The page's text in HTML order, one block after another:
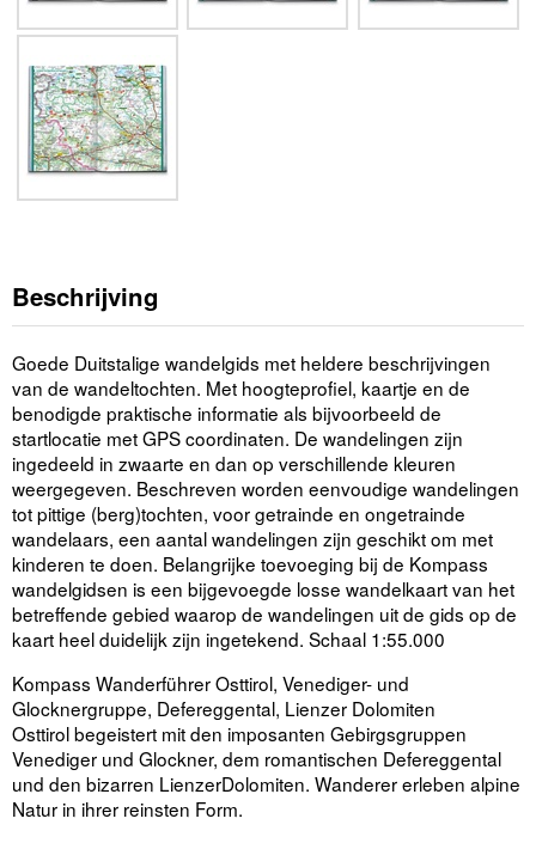
Beschrijving
Goede Duitstalige wandelgids met heldere beschrijvingen
van de wandeltochten. Met hoogteprofiel, kaartje en de
benodigde praktische informatie als bijvoorbeeld de
startlocatie met GPS coordinaten. De wandelingen zijn
ingedeeld in zwaarte en dan op verschillende kleuren
weergegeven. Beschreven worden eenvoudige wandelingen
tot pittige (berg)tochten, voor getrainde en ongetrainde
wandelaars, een aantal wandelingen zijn geschikt om met
kinderen te doen. Belangrijke toevoeging bij de Kompass
wandelgidsen is een bijgevoegde losse wandelkaart van het
betreffende gebied waarop de wandelingen uit de gids op de
kaart heel duidelijk zijn ingetekend. Schaal 1:55.000
Kompass Wanderführer Osttirol, Venediger- und
Glocknergruppe, Defereggental, Lienzer Dolomiten
Osttirol begeistert mit den imposanten Gebirgsgruppen
Venediger und Glockner, dem romantischen Defereggental
und den bizarren LienzerDolomiten. Wanderer erleben alpine
Natur in ihrer reinsten Form.